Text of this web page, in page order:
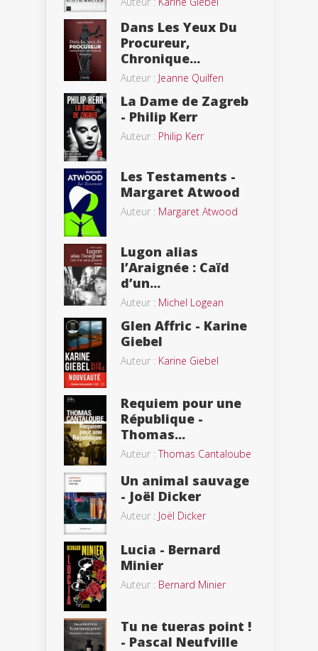
Dans Les Yeux Du
Procureur,
Chronique...
Auteur : Jeanne Quilfen
La Dame de Zagreb
- Philip Kerr
Auteur : Philip Kerr
Les Testaments -
Margaret Atwood
Auteur : Margaret Atwood
Lugon alias
l’Araignée : Caïd
d’un...
Auteur : Michel Logean
Glen Affric - Karine
Giebel
Auteur : Karine Giebel
Requiem pour une
République -
Thomas...
Auteur :Thomas Cantaloube
Un animal sauvage
- Joël Dicker
Auteur : Joël Dicker
Lucia - Bernard
Minier
Auteur : Bernard Minier
Tu ne tueras point !
- Pascal Neufville